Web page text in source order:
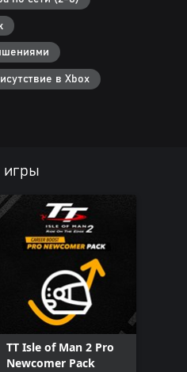
в Xbox
игры
TT Isle of Man 2 Pro
Newcomer Pack